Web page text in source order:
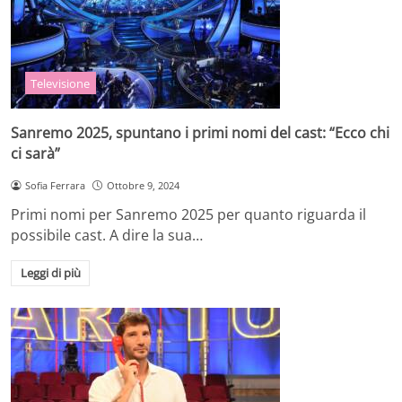
Televisione
Sanremo 2025, spuntano i primi nomi del cast: “Ecco chi
ci sarà”
Sofia Ferrara Ottobre 9, 2024
Primi nomi per Sanremo 2025 per quanto riguarda il
possibile cast. A dire la sua…
Leggi di più